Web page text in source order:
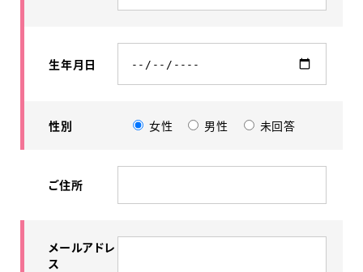
生年月日
性別 女性 男性 未回答
ご住所
メールアドレ
ス